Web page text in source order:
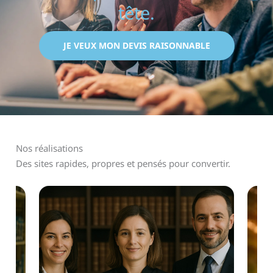
tête.
JE VEUX MON DEVIS RAISONNABLE
Nos réalisations
Des sites rapides, propres et pensés pour convertir.